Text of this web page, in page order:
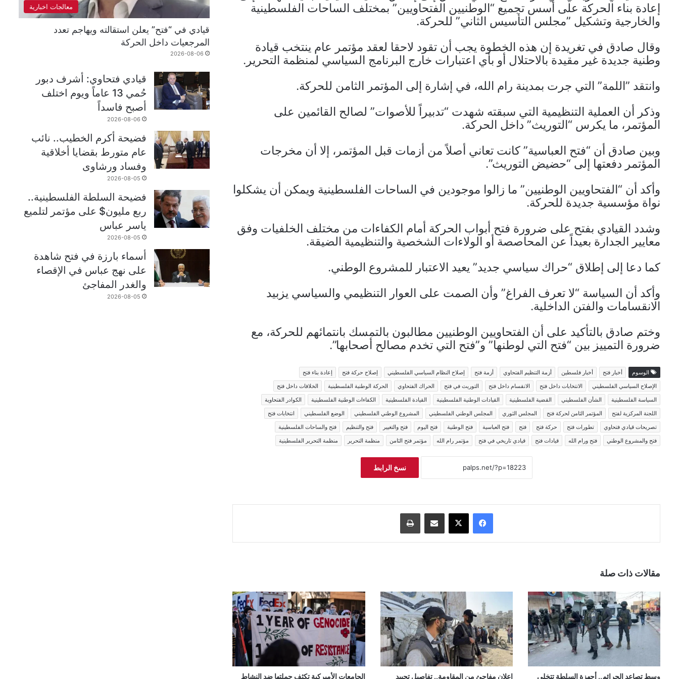
إعادة بناء الحركة على أسس تجميع “الوطنيين الفتحاويين” بمختلف الساحات الفلسطينية
والخارجية وتشكيل ”مجلس التأسيس الثاني” للحركة.
وقال صادق في تغريدة إن هذه الخطوة يجب أن تقود لاحقا لعقد مؤتمر عام ينتخب قيادة
وطنية جديدة غير مقيدة بالاحتلال أو بأي اعتبارات خارج البرنامج السياسي لمنظمة التحرير.
وانتقد ”اللمة” التي جرت بمدينة رام الله، في إشارة إلى المؤتمر الثامن للحركة.
وذكر أن العملية التنظيمية التي سبقته شهدت “تدبيراً للأصوات” لصالح القائمين على
المؤتمر، ما يكرس “التوريث” داخل الحركة.
وبين صادق أن “فتح العباسية” كانت تعاني أصلاً من أزمات قبل المؤتمر، إلا أن مخرجات
المؤتمر دفعتها إلى “حضيض التوريث”.
وأكد أن “الفتحاويين الوطنيين” ما زالوا موجودين في الساحات الفلسطينية ويمكن أن يشكلوا
نواة مؤسسية جديدة للحركة.
وشدد القيادي بفتح على ضرورة فتح أبواب الحركة أمام الكفاءات من مختلف الخلفيات وفق
معايير الجدارة بعيداً عن المحاصصة أو الولاءات الشخصية والتنظيمية الضيقة.
كما دعا إلى إطلاق “حراك سياسي جديد” يعيد الاعتبار للمشروع الوطني.
وأكد أن السياسة “لا تعرف الفراغ” وأن الصمت على العوار التنظيمي والسياسي يزبيد
الانقسامات والفتن الداخلية.
وختم صادق بالتأكيد على أن الفتحاويين الوطنيين مطالبون بالتمسك بانتمائهم للحركة، مع
ضرورة التمييز بين “فتح التي لوطنها” و”فتح التي تخدم مصالح أصحابها”.
الوسوم أخبار فتح أخبار فلسطين أزمة التنظيم الفتحاوي أزمة فتح إصلاح النظام السياسي الفلسطيني إصلاح حركة فتح
إعادة بناء فتح
الإصلاح السياسي الفلسطيني
الانتخابات داخل فتح الانقسام داخل فتح التوريث في فتح الحراك الفتحاوي الحركة الوطنية الفلسطينية
الخلافات داخل فتح
السياسة الفلسطينية
الشأن الفلسطيني القضية الفلسطينية القيادات الوطنية الفلسطينية القيادة الفلسطينية الكفاءات الوطنية الفلسطينية
الكوادر الفتحاوية
اللجنة المركزية لفتح
المؤتمر الثامن لحركة فتح المجلس الثوري المجلس الوطني الفلسطيني المشروع الوطني الفلسطيني الوضع الفلسطيني
انتخابات فتح
تصريحات قيادي فتحاوي
تطورات فتح حركة فتح فتح فتح العباسية فتح الوطنية فتح اليوم فتح والتغيير فتح والتنظيم
فتح والساحات الفلسطينية
فتح والمشروع الوطني
فتح ورام الله قيادات فتح قيادي تاريخي في فتح مؤتمر رام الله مؤتمر فتح الثامن منظمة التحرير منظمة التحرير الفلسطينية
نسخ الرابط
فيسبوك ‫X مشاركة عبر البريد طباعة
مقالات ذات صلة
وسط تصاعد الجرائم.. أجهزة السلطة تتخلى إعلان مفاجئ من المقاومة.. تفاصيل تحييد الجامعات الأميركية تكثف حملتها ضد النشاط
معالجات اخبارية
قيادي في “فتح” يعلن استقالته ويهاجم تعدد
المرجعيات داخل الحركة
2026-08-06
قيادي فتحاوي: أشرف دبور
حُمي 13 عاماً ويوم اختلف
أصبح فاسداً
2026-08-06
فضيحة أكرم الخطيب.. نائب
عام متورط بقضايا أخلاقية
وفساد ورشاوى
2026-08-05
فضيحة السلطة الفلسطينية..
ربع مليون$ على مؤتمر لتلميع
ياسر عباس
2026-08-05
أسماء بارزة في فتح شاهدة
على نهج عباس في الإقصاء
والغدر المفاجئ
2026-08-05